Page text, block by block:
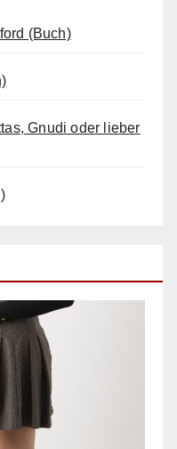
(Buch)
Gnudi oder lieber